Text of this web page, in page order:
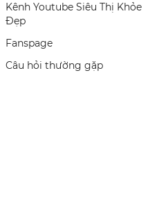
Kênh Youtube Siêu Thị Khỏe
Đẹp
Fanspage
Câu hỏi thường gặp